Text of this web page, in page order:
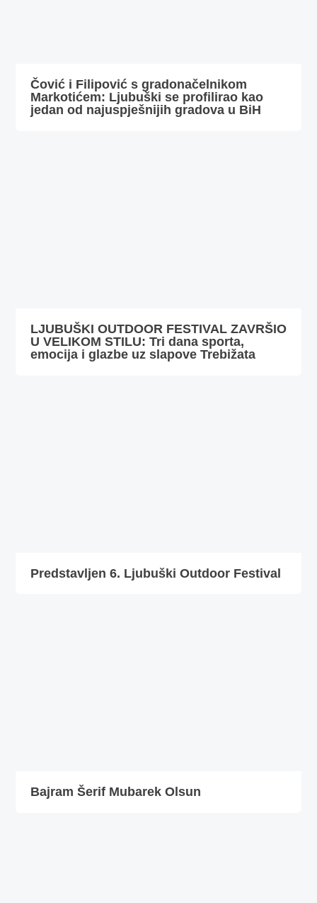
Čović i Filipović s gradonačelnikom
Markotićem: Ljubuški se profilirao kao
jedan od najuspješnijih gradova u BiH
LJUBUŠKI OUTDOOR FESTIVAL ZAVRŠIO
U VELIKOM STILU: Tri dana sporta,
emocija i glazbe uz slapove Trebižata
Predstavljen 6. Ljubuški Outdoor Festival
Bajram Šerif Mubarek Olsun